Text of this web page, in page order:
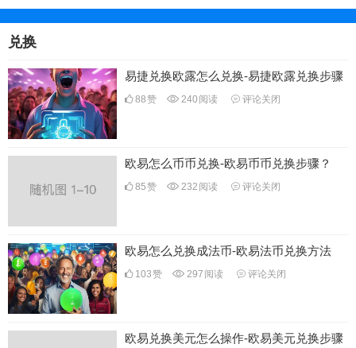
兑换
易捷兑换欧露怎么兑换-易捷欧露兑换步骤
88赞 240 阅读 评论关闭
欧易怎么币币兑换-欧易币币兑换步骤？
85赞 232 阅读 评论关闭
欧易怎么兑换成法币-欧易法币兑换方法
103赞 297 阅读 评论关闭
欧易兑换美元怎么操作-欧易美元兑换步骤